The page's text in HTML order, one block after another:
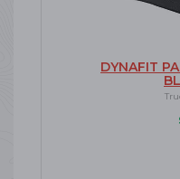
DYNAFIT